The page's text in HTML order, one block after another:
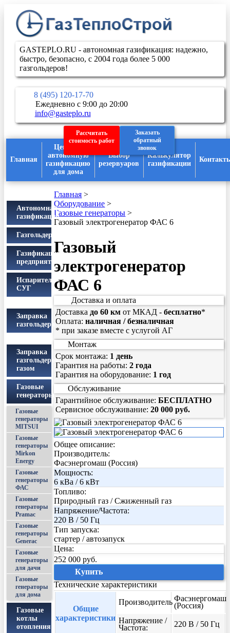
Рассчитать
стоимость работ
Заказать
обратный
звонок
GASTEPLO.RU - автономная газификация: надежно,
быстро, безопасно, с 2004 года более 5 000
газгольдеров!
8 (495) 120-17-70
Ежедневно с 9:00 до 20:00
info@gasteplo.ru
Главная
Цены на
автономную
газификацию
для дома
Выбор
резервуаров
Калькулятор
газификации
Автономная
газификация
Газгольдеры
Газификация
предприятий
Испарители
СУГ
Заправка
газгольдера
Заправка
газгольдеров
газом
Газовые
генераторы
Газовые
генераторы
MITSUI
Газовые
генераторы
Mirkon
Energy
Газовые
генераторы
ФАС
Газовые
генераторы
Pramac
Газовые
генераторы
Generac
Газовые
генераторы
для дачи
Газовые
генераторы
для дома
Газовые
котлы
отопления
Главная >
Оборудование >
Газовые генераторы >
Газовый электрогенератор ФАС 6
Газовый
электрогенератор
ФАС 6
Доставка и оплата
Доставкадо 60 км от МКАД -бесплатно*
Оплата:наличная / безналичная
* при заказе вместе с услугой АГ
Монтаж
Срок монтажа: 1 день
Гарантия на работы:2 года
Гарантия на оборудование: 1 год
Обслуживание
Гарантийное обслуживание:БЕСПЛАТНО
Сервисное обслуживание:20 000 руб.
Общее описание:
Производитель:
Фасэнергомаш (Россия)
Мощность:
6 кВа / 6 кВт
Топливо:
Природный газ / Сжиженный газ
Напряжение/Частота:
220 В / 50 Гц
Тип запуска:
стартер / автозапуск
Цена:
252 000 руб.
Купить
Технические характеристики
Общие
характеристики
Производитель Фасэнергомаш
(Россия)
Напряжение /
Частота:
220 В / 50 Гц